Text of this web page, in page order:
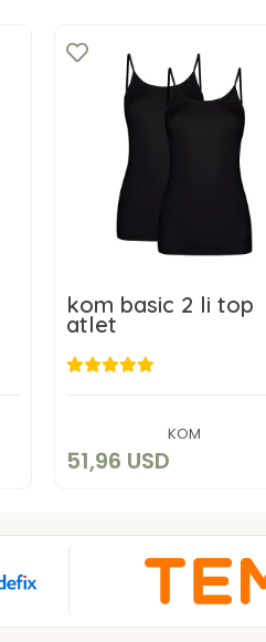
kom basic 2 li top
atlet
KOM
51,96 USD
Sepete Ekle